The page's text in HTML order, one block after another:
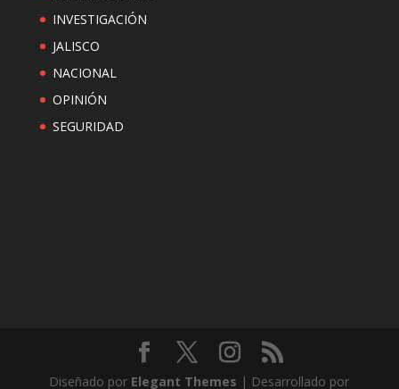
INVESTIGACIÓN
JALISCO
NACIONAL
OPINIÓN
SEGURIDAD
Diseñado por Elegant Themes | Desarrollado por